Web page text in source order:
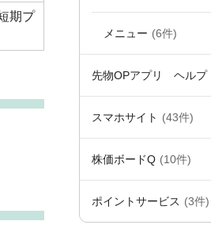
メニュー (6件)
先物OPアプリ ヘルプ
スマホサイト (43件)
株価ボードQ (10件)
ポイントサービス (3件)
期プ